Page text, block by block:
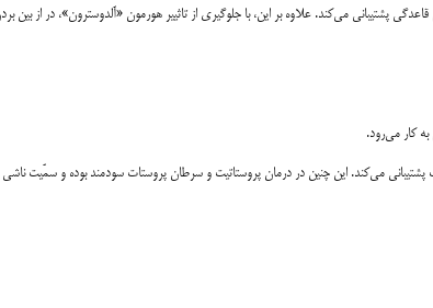
پشتیبانی می‌کند. علاوه بر این، با جلوگیری از تاثییر هورمون «آلدوسترون»، در از بین
کار می‌رود.
می‌کند. این چنین در درمان پروستاتیت و سرطان پروستات سودمند بوده و سمّیت ناشی